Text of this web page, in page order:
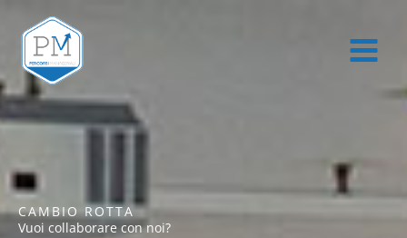
contenuto
CAMBIO ROTTA
Vuoi collaborare con noi?